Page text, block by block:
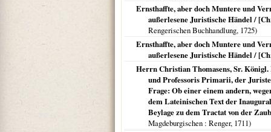
Ernsthaffte, aber doch Muntere und
außerlesene Juristische Händel /
Rengerischen Buchhandlung, 1725)
Ernsthaffte, aber doch Muntere und
außerlesene Juristische Händel /
Herrn Christian Thomasens, Sr.
und Professoris Primarii, der
Frage: Ob einer einem andern,
dem Lateinischen Text der
Beylage zu dem Tractat von der
Magdeburgischen : Renger, 1711)